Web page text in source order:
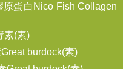
蛋白Nico Fish Collagen
素(素)
burdock(素)